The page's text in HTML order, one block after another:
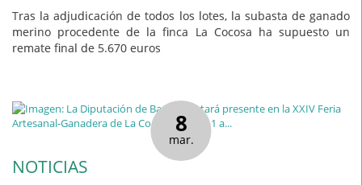
Tras la adjudicación de todos los lotes, la subasta de ganado
merino procedente de la finca La Cocosa ha supuesto un
remate final de 5.670 euros
8
mar.
NOTICIAS